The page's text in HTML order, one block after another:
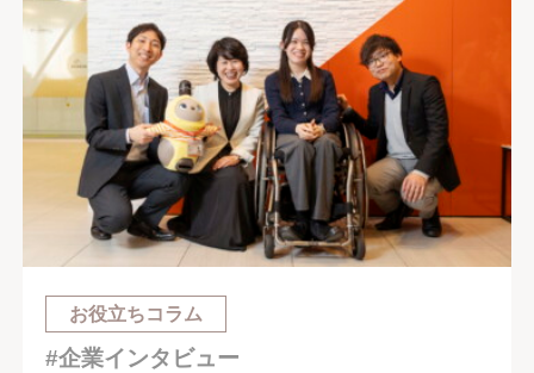
お役立ちコラム
#企業インタビュー